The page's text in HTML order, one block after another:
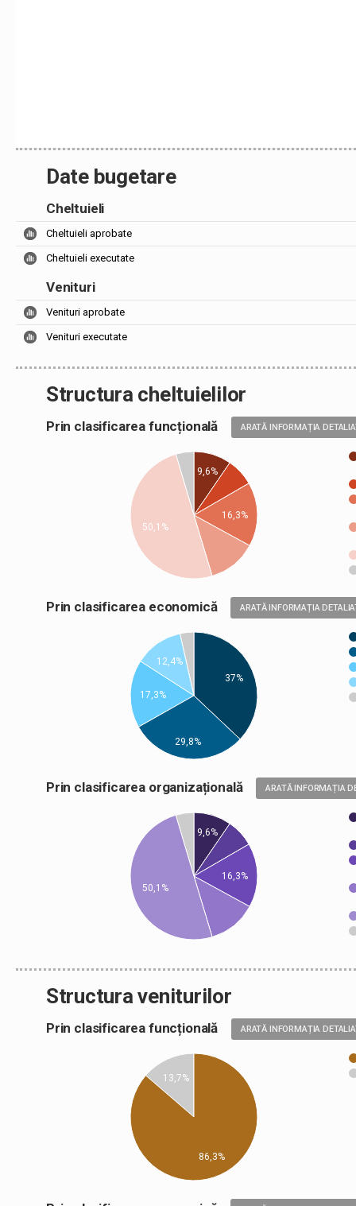
Date bugetare
Cheltuieli
Cheltuieli aprobate
Cheltuieli executate
Venituri
Venituri aprobate
Venituri executate
Structura cheltuielilor
Prin clasificarea funcțională ARATĂ INFORMAȚIA
9,6%
16,3%
50,1%
Prin clasificarea economică ARATĂ INFORMAȚIA
37%
12,4%
17,3%
29,8%
Prin clasificarea organizațională ARATĂ INFORMAȚIA
9,6%
16,3%
50,1%
Structura veniturilor
Prin clasificarea funcțională ARATĂ INFORMAȚIA
13,7%
86,3%